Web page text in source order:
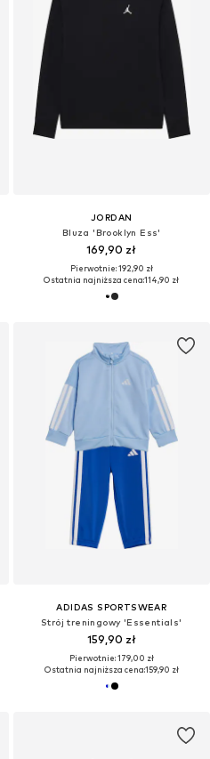
JORDAN
Bluza 'Brooklyn Ess'
169,90 zł
Pierwotnie: 192,90 zł
Ostatnia najniższa cena:114,90 zł
ADIDAS SPORTSWEAR
Strój treningowy 'Essentials'
159,90 zł
Pierwotnie: 179,00 zł
Ostatnia najniższa cena:159,90 zł